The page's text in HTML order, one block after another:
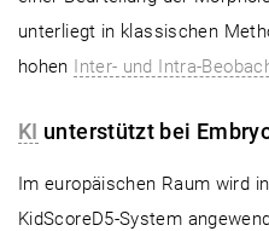
unterliegt in klassischen
hohen Inter- und Intra-
KI unterstützt bei
Im europäischen Raum wird
KidScoreD5-System